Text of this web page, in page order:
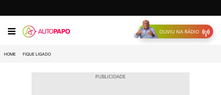
OUVIU NA RÁDIO
HOME FIQUE LIGADO